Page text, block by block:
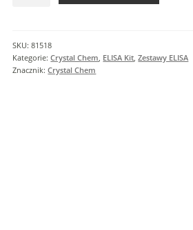
Kit
SKU:81518
Kategorie:Crystal Chem ELISA Kit ,Zestawy ELISA
Znacznik:Crystal Chem